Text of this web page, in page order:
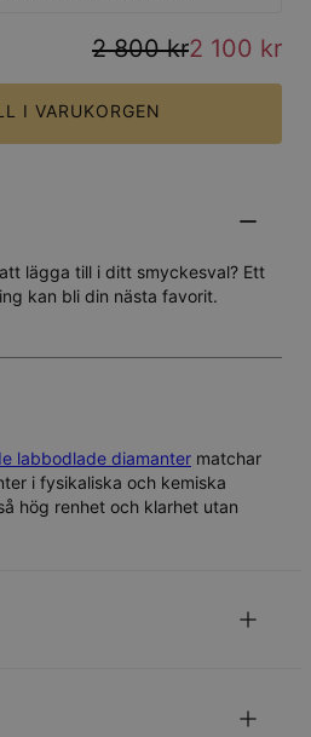
2 800 kr2 100 kr
I VARUKORGEN
lägga till i ditt smyckesval? Ett
kan bli din nästa favorit.
labbodlade diamanter matchar
i fysikaliska och kemiska
hög renhet och klarhet utan